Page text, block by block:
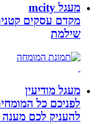
מעגל mcity
מקדם עסקים קטנים
שילמת
מעגל מודיעין
לפניכם כל המומחים
להעניק לכם מענה